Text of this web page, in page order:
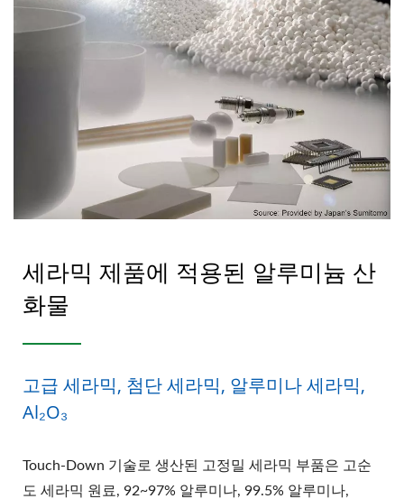
세라믹 제품에 적용된 알루미늄 산
화물
고급 세라믹, 첨단 세라믹, 알루미나 세라믹,
Al₂O₃
Touch-Down 기술로 생산된 고정밀 세라믹 부품은 고순
도 세라믹 원료, 92~97% 알루미나, 99.5% 알루미나,